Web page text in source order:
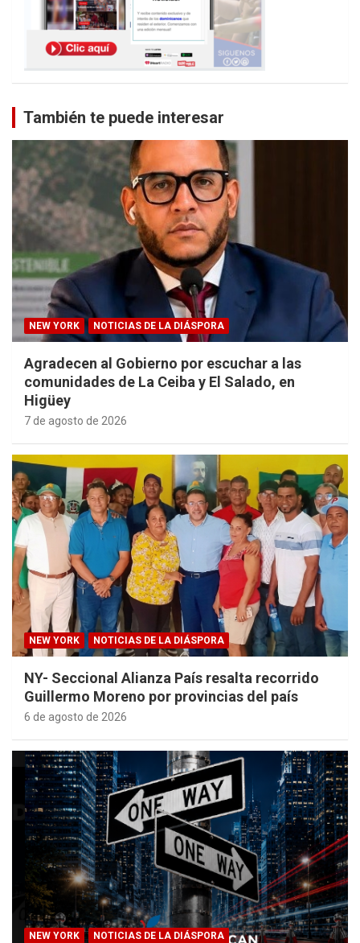
También te puede interesar
NEW YORK NOTICIAS DE LA DIÁSPORA
Agradecen al Gobierno por escuchar a las
comunidades de La Ceiba y El Salado, en
Higüey
7 de agosto de 2026
NEW YORK NOTICIAS DE LA DIÁSPORA
NY- Seccional Alianza País resalta recorrido
Guillermo Moreno por provincias del país
6 de agosto de 2026
NEW YORK NOTICIAS DE LA DIÁSPORA